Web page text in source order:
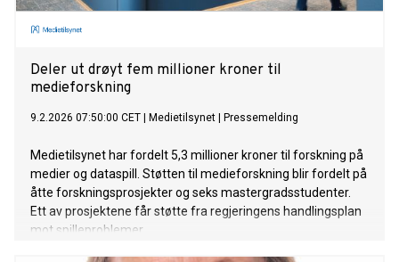
Deler ut drøyt fem millioner kroner til
medieforskning
9.2.2026 07:50:00 CET Medietilsynet Pressemelding
Medietilsynet har fordelt 5,3 millioner kroner til forskning på
medier og dataspill. Støtten til medieforskning blir fordelt på
åtte forskningsprosjekter og seks mastergradsstudenter.
Ett av prosjektene får støtte fra regjeringens handlingsplan
mot spilleproblemer.